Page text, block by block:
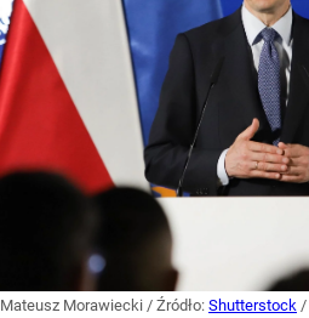
Mateusz Morawiecki / Źródło: Shutterstock /